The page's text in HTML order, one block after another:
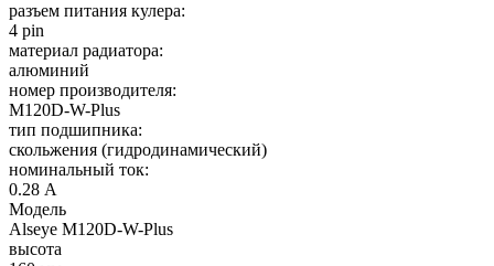
разъем питания кулера:
4 pin
материал радиатора:
алюминий
номер производителя:
M120D-W-Plus
тип подшипника:
скольжения (гидродинамический)
номинальный ток:
0.28 А
Модель
Alseye M120D-W-Plus
высота